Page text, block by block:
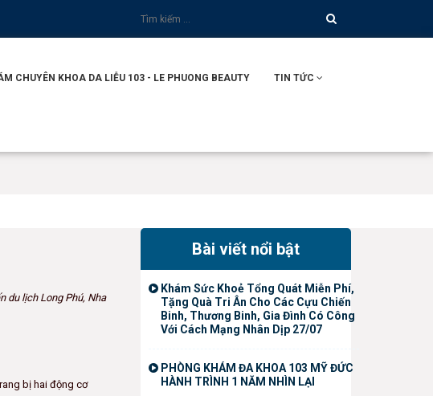
CHUYÊN KHOA DA LIỄU 103 - LE PHUONG BEAUTY TIN TỨC
du lịch Long Phú, Nha
bị hai động cơ
Bài viết nổi bật
Khám Sức Khoẻ Tổng Quát Miễn Phí,
Tặng Quà Tri Ân Cho Các Cựu Chiến
Binh, Thương Binh, Gia Đình Có Công
Với Cách Mạng Nhân Dịp 27/07
PHÒNG KHÁM ĐA KHOA 103 MỸ ĐỨC
HÀNH TRÌNH 1 NĂM NHÌN LẠI